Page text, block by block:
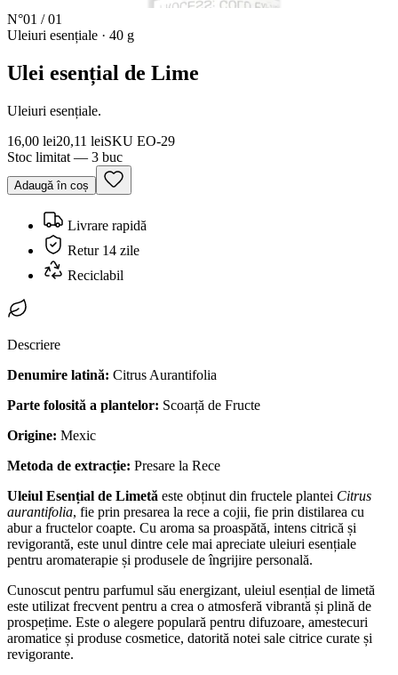
N°01 /01
Uleiuri esențiale · 40 g
Ulei esențial de Lime
Uleiuri esențiale.
16,00 lei20,11 leiSKU EO-29
Stoc limitat — 3 buc
Adaugă în coș
Livrare rapidă
Retur 14 zile
Reciclabil
Descriere
Denumire latină: Citrus Aurantifolia
Parte folosită a plantelor: Scoarță de Fructe
Origine: Mexic
Metoda de extracție: Presare la Rece
Uleiul Esențial de Limetă este obținut din fructele plantei Citrus
aurantifolia, fie prin presarea la rece a cojii, fie prin distilarea cu
abur a fructelor coapte. Cu aroma sa proaspătă, intens citrică și
revigorantă, este unul dintre cele mai apreciate uleiuri esențiale
pentru aromaterapie și produsele de îngrijire personală.
Cunoscut pentru parfumul său energizant, uleiul esențial de limetă
este utilizat frecvent pentru a crea o atmosferă vibrantă și plină de
prospețime. Este o alegere populară pentru difuzoare, amestecuri
aromatice și produse cosmetice, datorită notei sale citrice curate și
revigorante.